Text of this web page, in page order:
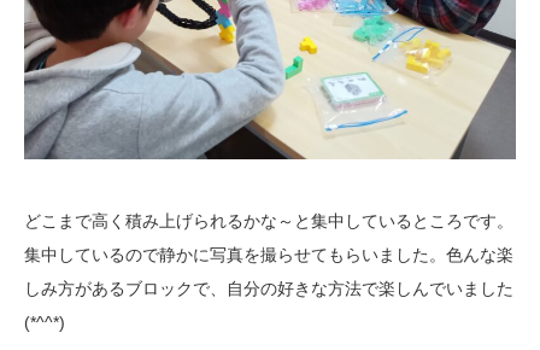
どこまで高く積み上げられるかな～と集中しているところです。
集中しているので静かに写真を撮らせてもらいました。色んな楽
しみ方があるブロックで、自分の好きな方法で楽しんでいました
(*^^*)